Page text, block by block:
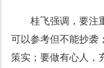
桂飞强调，要注
可以参考但不能抄袭
策实；要做有心人，